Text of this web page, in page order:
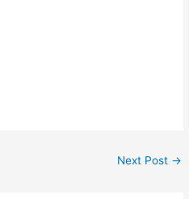
Next Post →